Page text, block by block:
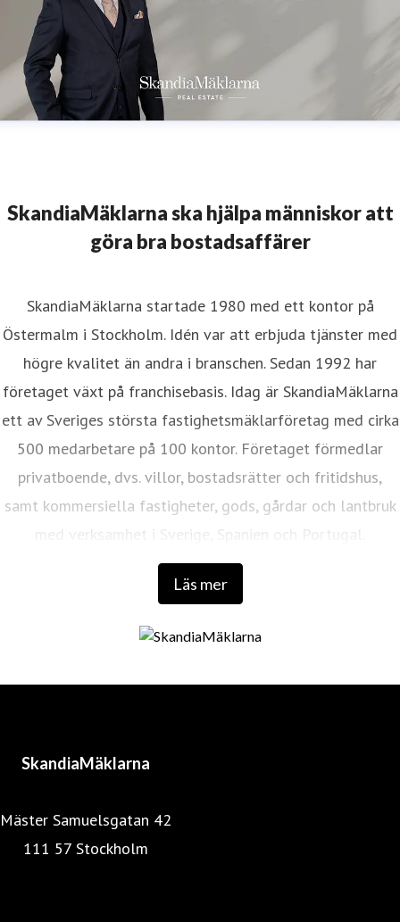
SkandiaMäklarna ska hjälpa människor att
göra bra bostadsaffärer
Läs mer
SkandiaMäklarna startade 1980 med ett kontor på
Östermalm i Stockholm. Idén var att erbjuda tjänster med
högre kvalitet än andra i branschen. Sedan 1992 har
företaget växt på franchisebasis. Idag är SkandiaMäklarna
ett av Sveriges största fastighetsmäklarföretag med cirka
500 medarbetare på 100 kontor. Företaget förmedlar
privatboende, dvs. villor, bostadsrätter och fritidshus,
samt kommersiella fastigheter, gods, gårdar och lantbruk
med verksamhet i Sverige, Spanien och Portugal.
SkandiaMäklarna
Mäster Samuelsgatan 42
111 57 Stockholm